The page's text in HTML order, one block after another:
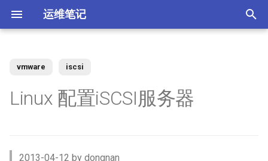
运维笔记
始
常用软件安装与配
使用 nrm 管理 npm 源
使用 Docker 部署 ActiveMQ
PostgreSQL
配置 rsyslog 为 iptables 日志
Tar命令 如何将软连接对应的
件
Kubernetes 无法删除命名空
Vue 生产环境跨域 Nginx 配置
XenServer 7 配置MPIO多路
XenServer 虚拟机设置单人模
upstream
误盘空间？
Linux系统通过PID查看进程信
使用场景
存
如何使用 Docker-Compose
更改 Zabbix Docker容器时区
Gogs？
如何者修正 git commit 提交？
存储空间
Memcached UDP反射攻击漏
为什么要设置域名 CAA记录？
vmware iscsi
Linux 配置iSCSI服务器
2013-04-12 by dongnan